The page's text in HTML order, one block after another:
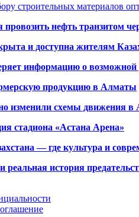
строительных материалов
провозить нефть транзитом
и доступна жителям
информацию о возможной
продукцию в Алматы
изменили схемы движения в
стадиона «Астана Арена»
— где культура и
история